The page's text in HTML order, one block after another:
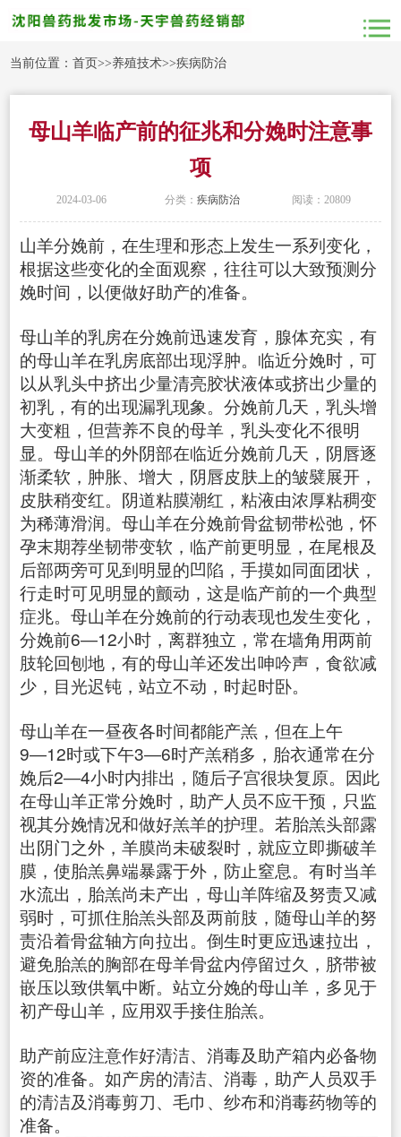
当前位置：首页>>养殖技术>>疾病防治
母山羊临产前的征兆和分娩时注意事
项
2024-03-06 分类： 疾病防治 阅读：20809
山羊分娩前，在生理和形态上发生一系列变化，
根据这些变化的全面观察，往往可以大致预测分
娩时间，以便做好助产的准备。
母山羊的乳房在分娩前迅速发育，腺体充实，有
的母山羊在乳房底部出现浮肿。临近分娩时，可
以从乳头中挤出少量清亮胶状液体或挤出少量的
初乳，有的出现漏乳现象。分娩前几天，乳头增
大变粗，但营养不良的母羊，乳头变化不很明
显。母山羊的外阴部在临近分娩前几天，阴唇逐
渐柔软，肿胀、增大，阴唇皮肤上的皱襞展开，
皮肤稍变红。阴道粘膜潮红，粘液由浓厚粘稠变
为稀薄滑润。母山羊在分娩前骨盆韧带松弛，怀
孕末期荐坐韧带变软，临产前更明显，在尾根及
后部两旁可见到明显的凹陷，手摸如同面团状，
行走时可见明显的颤动，这是临产前的一个典型
症兆。母山羊在分娩前的行动表现也发生变化，
分娩前6―12小时，离群独立，常在墙角用两前
肢轮回刨地，有的母山羊还发出呻吟声，食欲减
少，目光迟钝，站立不动，时起时卧。
母山羊在一昼夜各时间都能产羔，但在上午
9―12时或下午3―6时产羔稍多，胎衣通常在分
娩后2―4小时内排出，随后子宫很块复原。因此
在母山羊正常分娩时，助产人员不应干预，只监
视其分娩情况和做好羔羊的护理。若胎羔头部露
出阴门之外，羊膜尚未破裂时，就应立即撕破羊
膜，使胎羔鼻端暴露于外，防止窒息。有时当羊
水流出，胎羔尚未产出，母山羊阵缩及努责又减
弱时，可抓住胎羔头部及两前肢，随母山羊的努
责沿着骨盆轴方向拉出。倒生时更应迅速拉出，
避免胎羔的胸部在母羊骨盆内停留过久，脐带被
嵌压以致供氧中断。站立分娩的母山羊，多见于
初产母山羊，应用双手接住胎羔。
助产前应注意作好清洁、消毒及助产箱内必备物
资的准备。如产房的清洁、消毒，助产人员双手
的清洁及消毒剪刀、毛巾、纱布和消毒药物等的
准备。